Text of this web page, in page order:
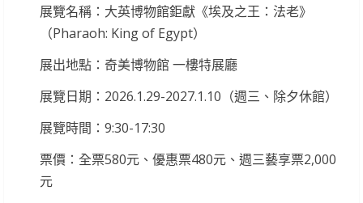
展覽名稱：大英博物館鉅獻《埃及之王：法老》
（Pharaoh: King of Egypt）
展出地點：奇美博物館 一樓特展廳
展覽日期：2026.1.29-2027.1.10（週三、除夕休館）
展覽時間：9:30-17:30
票價：全票580元、優惠票480元、週三藝享票2,000
元